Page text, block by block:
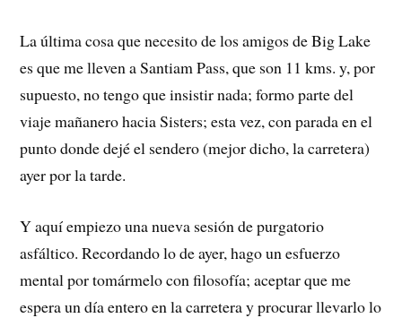
La última cosa que necesito de los amigos de Big Lake
es que me lleven a Santiam Pass, que son 11 kms. y, por
supuesto, no tengo que insistir nada; formo parte del
viaje mañanero hacia Sisters; esta vez, con parada en el
punto donde dejé el sendero (mejor dicho, la carretera)
ayer por la tarde.
Y aquí empiezo una nueva sesión de purgatorio
asfáltico. Recordando lo de ayer, hago un esfuerzo
mental por tomármelo con filosofía; aceptar que me
espera un día entero en la carretera y procurar llevarlo lo